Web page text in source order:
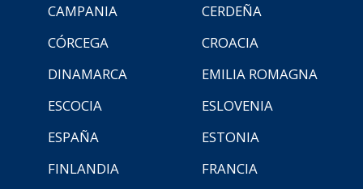
CAMPANIA
CERDEÑA
CÓRCEGA
CROACIA
DINAMARCA
EMILIA ROMAGNA
ESCOCIA
ESLOVENIA
ESPAÑA
ESTONIA
FINLANDIA
FRANCIA